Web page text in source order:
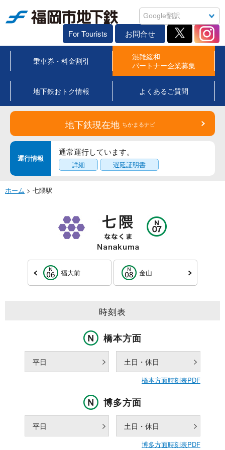
For Tourists お問合せ
乗車券・料金割引
混雑緩和
パートナー企業募集
地下鉄おトク情報 よくあるご質問
地下鉄現在地 ちかまるナビ
運行情報
通常運行しています。
詳細 遅延証明書
ホーム > 七隈駅
福大前 金山
時刻表
橋本方面
平日 土日・休日
橋本方面時刻表PDF
博多方面
平日 土日・休日
博多方面時刻表PDF